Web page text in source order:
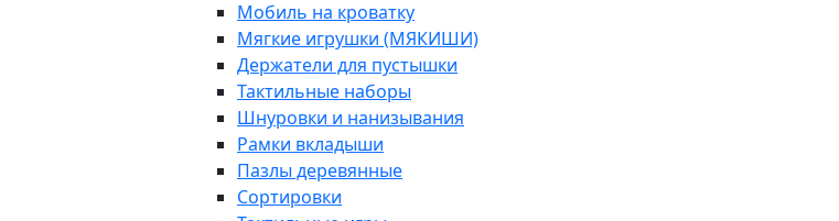
Мобиль на кроватку
Мягкие игрушки (МЯКИШИ)
Держатели для пустышки
Тактильные наборы
Шнуровки и нанизывания
Рамки вкладыши
Пазлы деревянные
Сортировки